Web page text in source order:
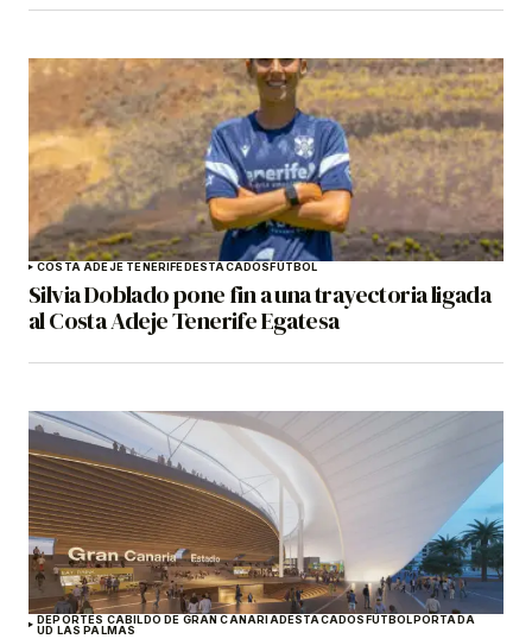
COSTA ADEJE TENERIFEDESTACADOSFÚTBOL
Silvia Doblado pone fin a una trayectoria ligada
al Costa Adeje Tenerife Egatesa
DEPORTES CABILDO DE GRAN CANARIADESTACADOSFÚTBOLPORTADA
UD LAS PALMAS